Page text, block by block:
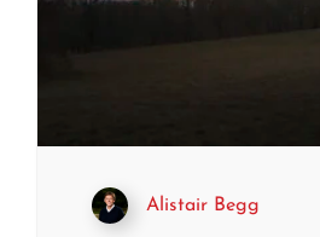
Alistair Begg